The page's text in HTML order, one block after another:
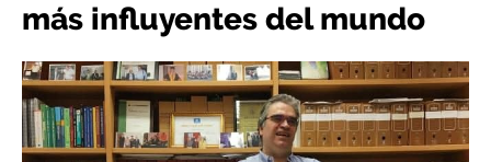
más influyentes del mundo